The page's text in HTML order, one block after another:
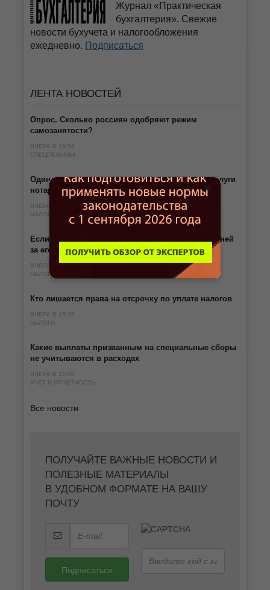
Журнал «Практическая
бухгалтерия». Свежие
новости бухучета и налогообложения
ежедневно. Подписаться
ЛЕНТА НОВОСТЕЙ
Опрос. Сколько россиян одобряют режим
самозанятости?
ВЧЕРА В 16:56
СПЕЦРЕЖИМЫ
Одинокие родители могут получить вычет за услуги
нотариуса
ВЧЕРА В 16:34
НАЛОГИ
Если нет обязанности платить налог, то нет и пеней
за его «просрочку»
ВЧЕРА В 15:57
НАЛОГИ
Кто лишается права на отсрочку по уплате налогов
ВЧЕРА В 15:35
НАЛОГИ
Какие выплаты призванным на специальные сборы
не учитываются в расходах
ВЧЕРА В 15:00
УЧЕТ И ОТЧЕТНОСТЬ
Все новости
ПОЛУЧАЙТЕ ВАЖНЫЕ НОВОСТИ И
ПОЛЕЗНЫЕ МАТЕРИАЛЫ
В УДОБНОМ ФОРМАТЕ НА ВАШУ
ПОЧТУ
×